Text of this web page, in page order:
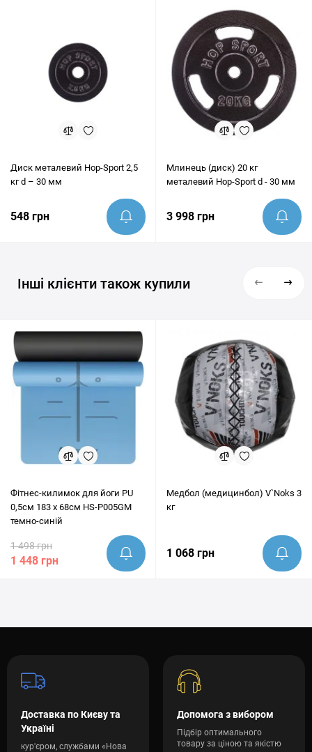
Диск металевий Hop-Sport 2,5
кг d – 30 мм
548 грн
Млинець (диск) 20 кг
металевий Hop-Sport d - 30 мм
3 998 грн
Інші клієнти також купили
Фітнес-килимок для йоги PU
0,5см 183 x 68см HS-P005GM
темно-синій
1 498 грн
1 448 грн
Медбол (медицинбол) V`Noks 3
кг
1 068 грн
Доставка по Києву та
Україні
кур'єром, службами «Нова
Допомога з вибором
Підбір оптимального
товару за ціною та якістю